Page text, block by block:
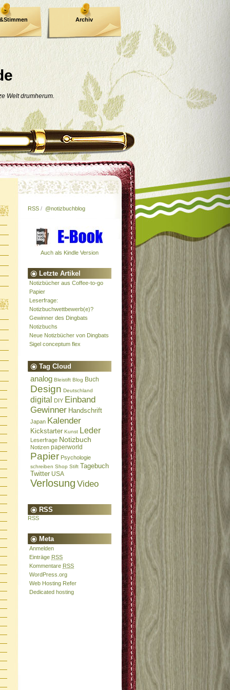
Welt drumherum.
Archiv
RSS / @notizbuchblog
Auch als Kindle Version
Letzte Artikel
Notizbücher aus Coffee-to-go
Papier
Leserfrage:
Notizbuchwettbewerb(e)?
Gewinner des Dingbats
Notizbuchs
Neue Notizbücher von Dingbats
Sigel conceptum flex
Tag Cloud
analog Bleistift Blog Buch
Design Deutschland
digital DIY Einband
Gewinner Handschrift
Japan Kalender
Kickstarter Kunst Leder
Leserfrage Notizbuch
Notizen paperworld
Papier Psychologie
schreiben Shop Stift Tagebuch
Twitter USA
Verlosung Video
RSS
RSS
Meta
Anmelden
Einträge RSS
Kommentare RSS
WordPress.org
Web Hosting Refer
Dedicated hosting